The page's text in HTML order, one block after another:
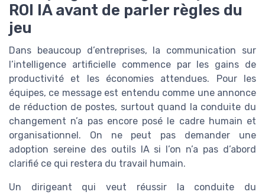
ROI IA avant de parler règles du
jeu
Dans beaucoup d’entreprises, la communication sur
l’intelligence artificielle commence par les gains de
productivité et les économies attendues. Pour les
équipes, ce message est entendu comme une annonce
de réduction de postes, surtout quand la conduite du
changement n’a pas encore posé le cadre humain et
organisationnel. On ne peut pas demander une
adoption sereine des outils IA si l’on n’a pas d’abord
clarifié ce qui restera du travail humain.
Un dirigeant qui veut réussir la conduite du